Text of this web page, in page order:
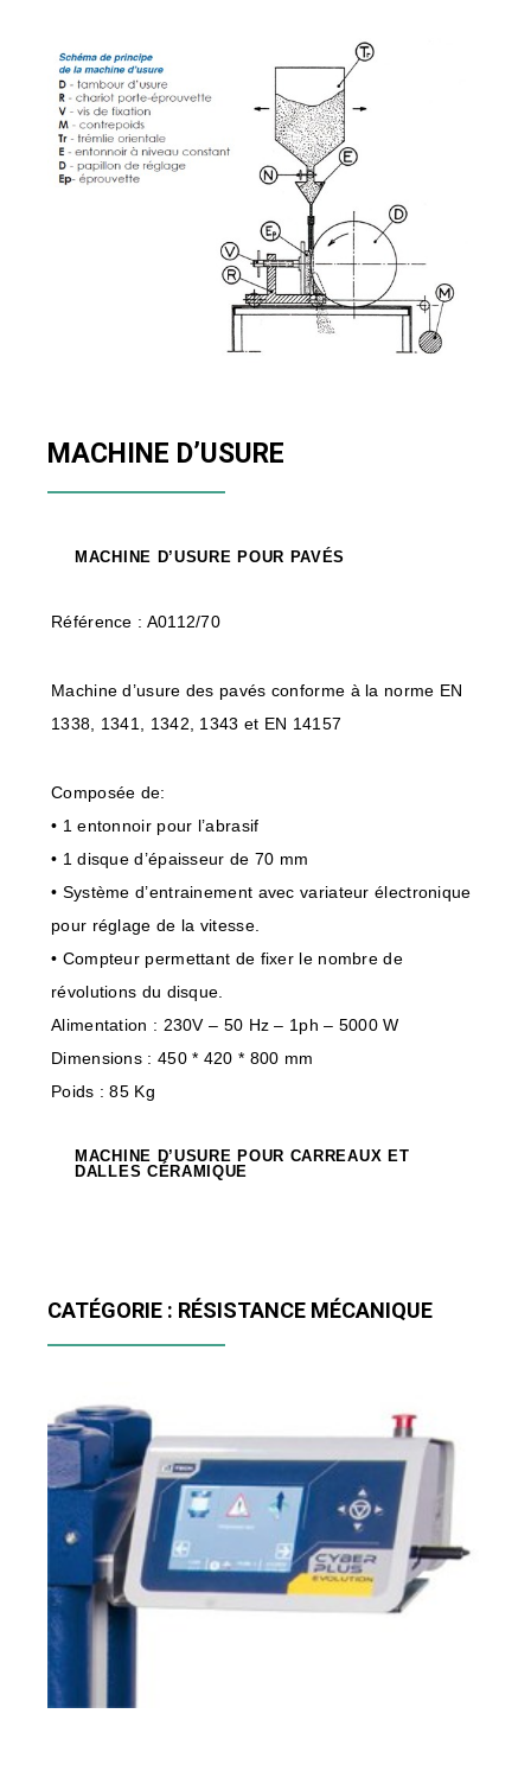
MACHINE D’USURE
MACHINE D’USURE POUR PAVÉS
Référence : A0112/70
Machine d’usure des pavés conforme à la norme EN
1338, 1341, 1342, 1343 et EN 14157
Composée de:
• 1 entonnoir pour l’abrasif
• 1 disque d’épaisseur de 70 mm
• Système d’entrainement avec variateur électronique
pour réglage de la vitesse.
• Compteur permettant de fixer le nombre de
révolutions du disque.
Alimentation : 230V – 50 Hz – 1ph – 5000 W
Dimensions : 450 * 420 * 800 mm
Poids : 85 Kg
MACHINE D’USURE POUR CARREAUX ET
DALLES CÉRAMIQUE
CATÉGORIE : RÉSISTANCE MÉCANIQUE